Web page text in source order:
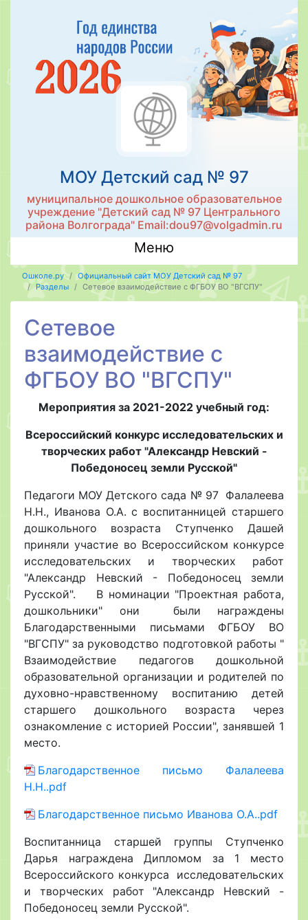
МОУ Детский сад № 97
муниципальное дошкольное образовательное
учреждение "Детский сад № 97 Центрального
района Волгограда" Email:dou97@volgadmin.ru
Меню
Ошколе.ру
Официальный сайт МОУ Детский сад № 97
Разделы
Сетевое взаимодействие с ФГБОУ ВО "ВГСПУ"
Сетевое
взаимодействие с
ФГБОУ ВО "ВГСПУ"
Мероприятия за 2021-2022 учебный год:
Всероссийский конкурс исследовательских и
творческих работ "Александр Невский -
Победоносец земли Русской"
Педагоги МОУ Детского сада № 97 Фалалеева
Н.Н., Иванова О.А. с воспитанницей старшего
дошкольного возраста Ступченко Дашей
приняли участие во Всероссийском конкурсе
исследовательских и творческих работ
"Александр Невский - Победоносец земли
Русской". В номинации "Проектная работа,
дошкольники" они были награждены
Благодарственными письмами ФГБОУ ВО
"ВГСПУ" за руководство подготовкой работы "
Взаимодействие педагогов дошкольной
образовательной организации и родителей по
духовно-нравственному воспитанию детей
старшего дошкольного возраста через
ознакомление с историей России", занявшей 1
место.
Благодарственное письмо Фалалеева
Н.Н..pdf
Благодарственное письмо Иванова О.А..pdf
Воспитанница старшей группы Ступченко
Дарья награждена Дипломом за 1 место
Всероссийского конкурса исследовательских
и творческих работ "Александр Невский -
Победоносец земли Русской".